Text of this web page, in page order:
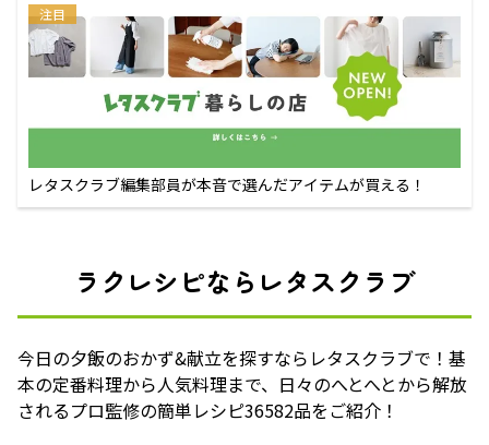
注目
レタスクラブ編集部員が本音で選んだアイテムが買える！
ラクレシピならレタスクラブ
今日の夕飯のおかず&献立を探すならレタスクラブで！基
本の定番料理から人気料理まで、日々のへとへとから解放
されるプロ監修の簡単レシピ36582品をご紹介！